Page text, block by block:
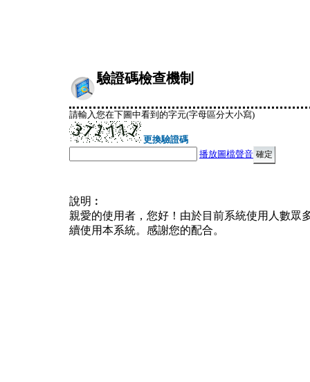
驗證碼檢查機制
請輸入您在下圖中看到的字元(字母區分大小寫)
更換驗證碼
播放圖檔聲音
說明︰
親愛的使用者，您好！由於目前系統使用人數眾
續使用本系統。感謝您的配合。